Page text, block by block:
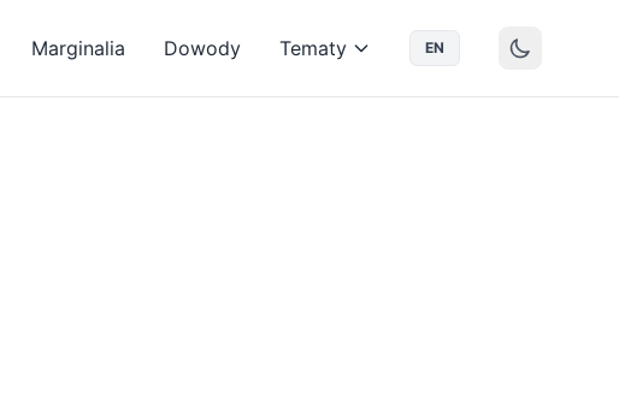
Marginalia Dowody Tematy EN